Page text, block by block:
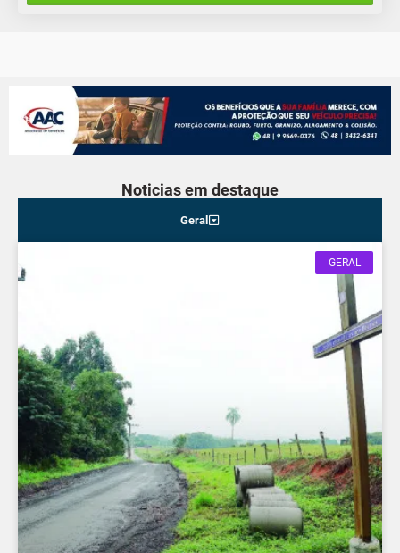
Noticias em destaque
Geral
GERAL